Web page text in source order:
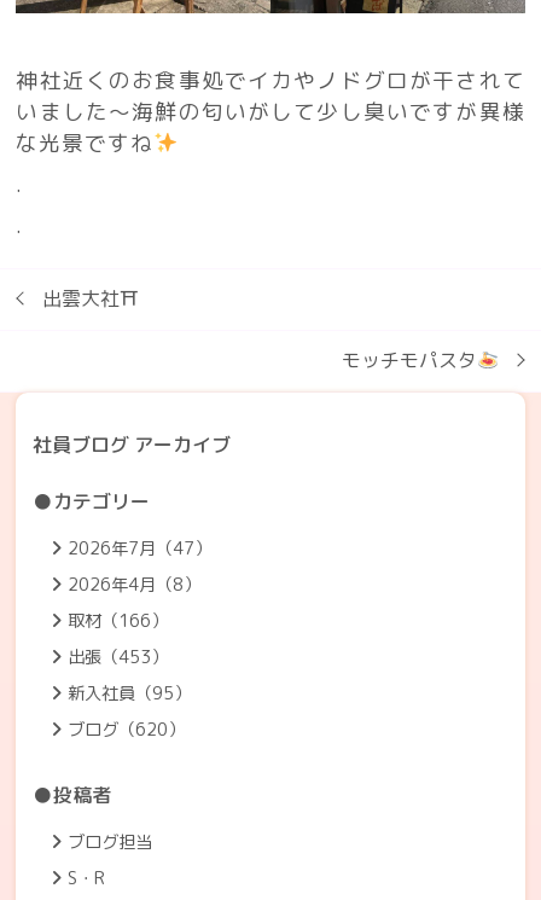
神社近くのお食事処でイカやノドグロが干されて
いました〜海鮮の匂いがして少し臭いですが異様
な光景ですね
.
.
出雲大社⛩
モッチモパスタ
社員ブログ アーカイブ
●カテゴリー
2026年7月（47）
2026年4月（8）
取材（166）
出張（453）
新入社員（95）
ブログ（620）
●投稿者
ブログ担当
S・R